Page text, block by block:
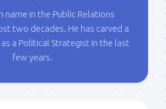
name in the Public Relations
two decades. He has carved a
a Political Strategist in the last
few years.